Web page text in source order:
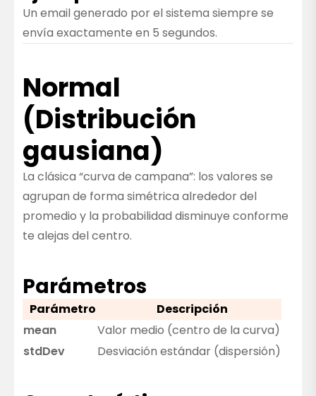
Un email generado por el sistema siempre se
envía exactamente en 5 segundos.
Normal
(Distribución
gausiana)
La clásica “curva de campana”: los valores se
agrupan de forma simétrica alrededor del
promedio y la probabilidad disminuye conforme
te alejas del centro.
Parámetros
Parámetro
Descripción
mean
Valor medio (centro de la curva)
stdDev
Desviación estándar (dispersión)